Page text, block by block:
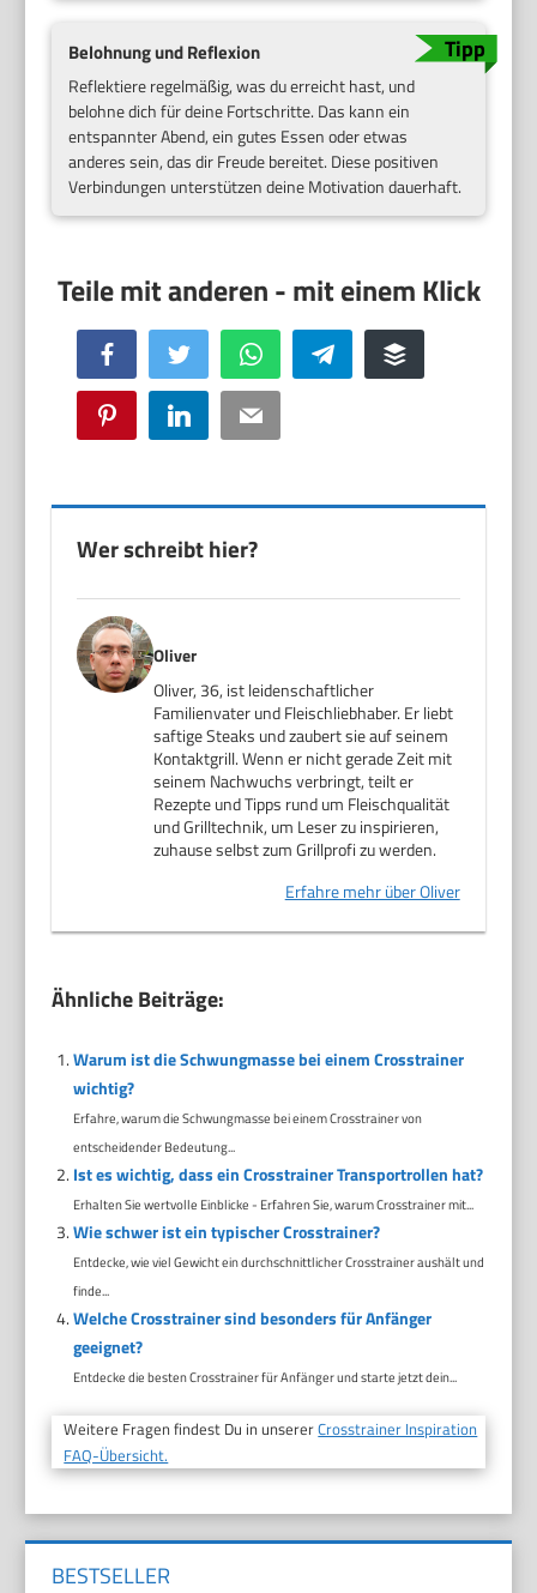
Belohnung und Reflexion
Reflektiere regelmäßig, was du erreicht hast, und
belohne dich für deine Fortschritte. Das kann ein
entspannter Abend, ein gutes Essen oder etwas
anderes sein, das dir Freude bereitet. Diese positiven
Verbindungen unterstützen deine Motivation dauerhaft.
Facebook Twitter WhatsApp Telegram Buffer
Pinterest LinkedIn Email
Wer schreibt hier?
Oliver
Oliver, 36, ist leidenschaftlicher
Familienvater und Fleischliebhaber. Er liebt
saftige Steaks und zaubert sie auf seinem
Kontaktgrill. Wenn er nicht gerade Zeit mit
seinem Nachwuchs verbringt, teilt er
Rezepte und Tipps rund um Fleischqualität
und Grilltechnik, um Leser zu inspirieren,
zuhause selbst zum Grillprofi zu werden.
Erfahre mehr über Oliver
Ähnliche Beiträge:
Warum ist die Schwungmasse bei einem Crosstrainer
wichtig?
Erfahre, warum die Schwungmasse bei einem Crosstrainer von
entscheidender Bedeutung...
Ist es wichtig, dass ein Crosstrainer Transportrollen hat?
Erhalten Sie wertvolle Einblicke - Erfahren Sie, warum Crosstrainer mit...
Wie schwer ist ein typischer Crosstrainer?
Entdecke, wie viel Gewicht ein durchschnittlicher Crosstrainer aushält und
finde...
Welche Crosstrainer sind besonders für Anfänger
geeignet?
Entdecke die besten Crosstrainer für Anfänger und starte jetzt dein...
Weitere Fragen findest Du in unsererCrosstrainer Inspiration
FAQ-Übersicht.
BESTSELLER